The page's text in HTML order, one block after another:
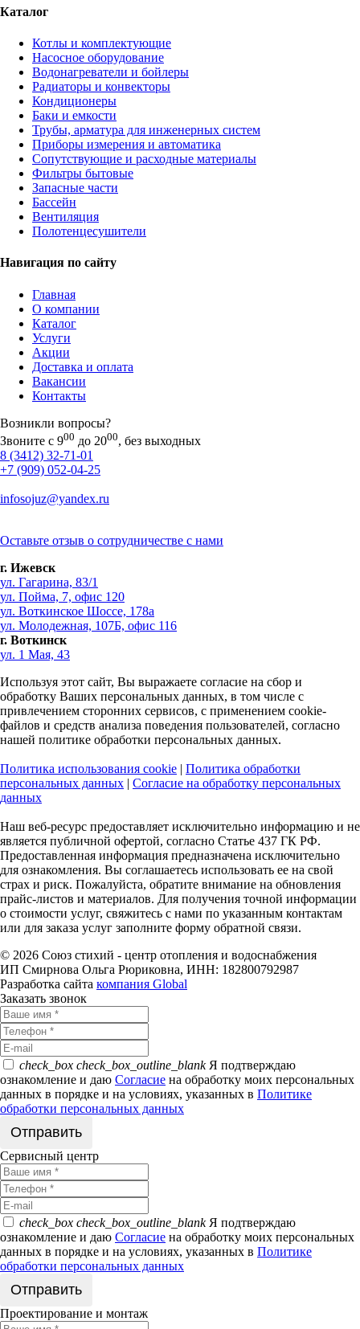
Каталог
Котлы и комплектующие
Насосное оборудование
Водонагреватели и бойлеры
Радиаторы и конвекторы
Кондиционеры
Баки и емкости
Трубы, арматура для инженерных систем
Приборы измерения и автоматика
Сопутствующие и расходные материалы
Фильтры бытовые
Запасные части
Бассейн
Вентиляция
Полотенцесушители
Навигация по сайту
Главная
О компании
Каталог
Услуги
Акции
Доставка и оплата
Вакансии
Контакты
Возникли вопросы?
Звоните с 900 до 2000, без выходных
8 (3412) 32-71-01
+7 (909) 052-04-25
infosojuz@yandex.ru
Оставьте отзыв о сотрудничестве с нами
г. Ижевск
ул. Гагарина, 83/1
ул. Пойма, 7, офис 120
ул. Воткинское Шоссе, 178а
ул. Молодежная, 107Б, офис 116
г. Воткинск
ул. 1 Мая, 43
Используя этот сайт, Вы выражаете согласие на сбор и
обработку Ваших персональных данных, в том числе с
привлечением сторонних сервисов, с применением cookie-
файлов и средств анализа поведения пользователей, согласно
нашей политике обработки персональных данных.
Политика использования cookie | Политика обработки
персональных данных | Согласие на обработку персональных
данных
Наш веб-ресурс предоставляет исключительно информацию и не
является публичной офертой, согласно Статье 437 ГК РФ.
Предоставленная информация предназначена исключительно
для ознакомления. Вы соглашаетесь использовать ее на свой
страх и риск. Пожалуйста, обратите внимание на обновления
прайс-листов и материалов. Для получения точной информации
о стоимости услуг, свяжитесь с нами по указанным контактам
или для заказа услуг заполните форму обратной связи.
© 2026 Союз стихий - центр отопления и водоснабжения
ИП Смирнова Ольга Рюриковна, ИНН: 182800792987
Разработка сайта компания Global
Заказать звонок
check_box check_box_outline_blankЯ подтверждаю
ознакомление и даю Согласие на обработку моих персональных
данных в порядке и на условиях, указанных в Политике
обработки персональных данных
Сервисный центр
check_box check_box_outline_blankЯ подтверждаю
ознакомление и даю Согласие на обработку моих персональных
данных в порядке и на условиях, указанных в Политике
обработки персональных данных
Проектирование и монтаж